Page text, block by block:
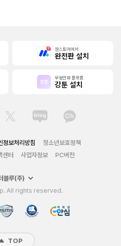
원스토어에서
완전판 설치
무협만화 플랫폼
강툰 설치
정보처리방침
청소년보호정책
센터 사업자정보 PC버전
블루(주)
All rights reserved.
TOP